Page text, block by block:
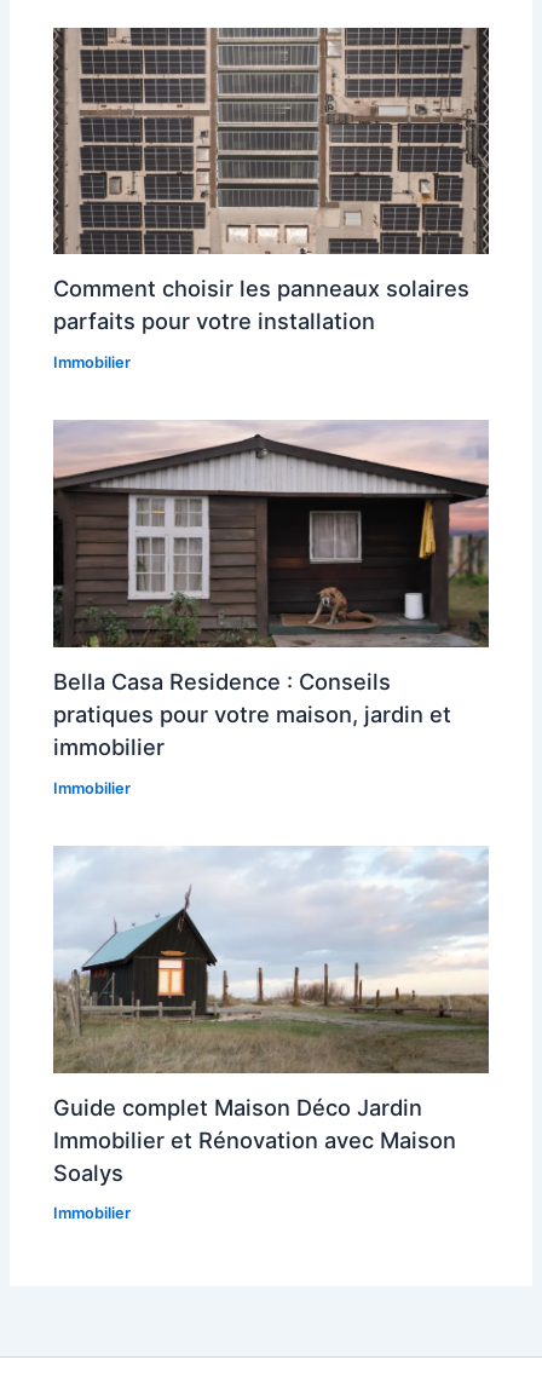
Comment choisir les panneaux solaires
parfaits pour votre installation
Immobilier
Bella Casa Residence : Conseils
pratiques pour votre maison, jardin et
immobilier
Immobilier
Guide complet Maison Déco Jardin
Immobilier et Rénovation avec Maison
Soalys
Immobilier